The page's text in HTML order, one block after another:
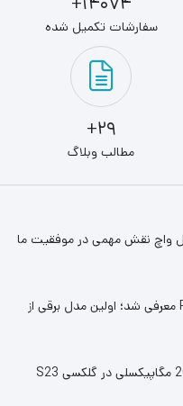
– 0 تا 70 درجه سانتیگراد دمای عملیاتی – 40- تا 85 درجه
(error correction code – بهره مندی از 3D TLC NAND Flash
سفارشات تکمیل شده
29+
مطالب وبلاگ
واچ نقش مهمی در موفقیت ما
کانسپت آکیورا Precision EV معرفی شد؛ اولین مدل برقی از
احتمال استفاده از دوربین 200 مگاپیکسلی در گلکسی S23